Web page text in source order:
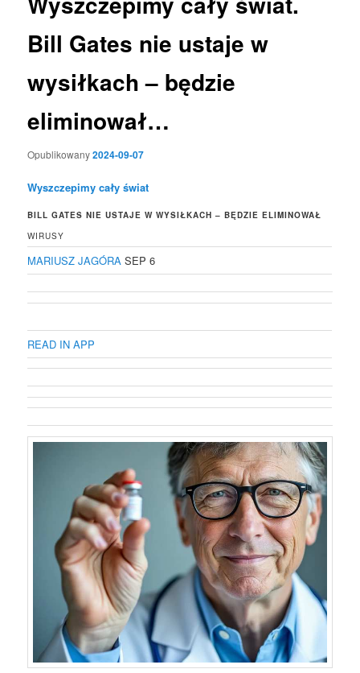
Bill Gates nie ustaje w
wysiłkach – będzie
eliminował…
Opublikowany2024-09-07
Wyszczepimy cały świat
BILL GATES NIE USTAJE W WYSIŁKACH – BĘDZIE ELIMINOWAŁ
WIRUSY
MARIUSZ JAGÓRA SEP 6
READ IN APP